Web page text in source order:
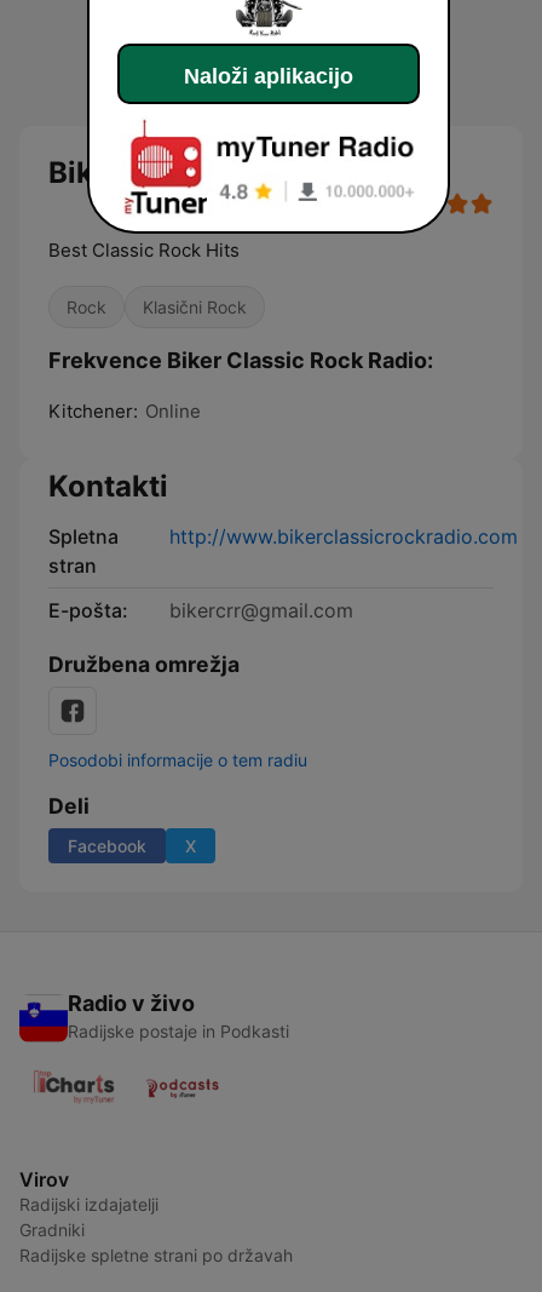
Biker Classic Rock Radio
Best Classic Rock Hits
Rock Klasični Rock
Frekvence Biker Classic Rock Radio:
Kitchener: Online
Kontakti
Spletna
stran
http://www.bikerclassicrockradio.com
E-pošta: bikercrr@gmail.com
Družbena omrežja
Posodobi informacije o tem radiu
Deli
Facebook X
Radio v živo
Radijske postaje in Podkasti
Virov
Radijski izdajatelji
Gradniki
Radijske spletne strani po državah
Naloži aplikacijo